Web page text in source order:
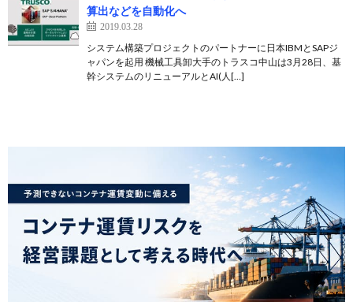
算出などを自動化へ
2019.03.28
システム構築プロジェクトのパートナーに日本IBMとSAPジ
ャパンを起用 機械工具卸大手のトラスコ中山は3月28日、基
幹システムのリニューアルとAI(人[…]